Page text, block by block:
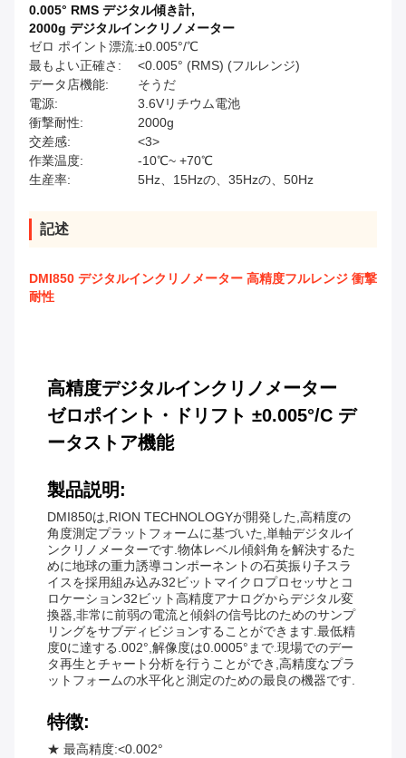
0.005° RMS デジタル傾き計,
2000g デジタルインクリノメーター
ゼロ ポイント漂流:±0.005°/℃
最もよい正確さ:
<0.005° (RMS) (フルレンジ)
データ店機能:
そうだ
電源:
3.6Vリチウム電池
衝撃耐性:
2000g
交差感:
<3>
作業温度:
-10℃~ +70℃
生産率:
5Hz、15Hzの、35Hzの、50Hz
記述
DMI850 デジタルインクリノメーター 高精度フルレンジ 衝撃
耐性
高精度デジタルインクリノメーター
ゼロポイント・ドリフト ±0.005°/C デ
ータストア機能
製品説明:
DMI850は,RION TECHNOLOGYが開発した,高精度の
角度測定プラットフォームに基づいた,単軸デジタルイ
ンクリノメーターです.物体レベル傾斜角を解決するた
めに地球の重力誘導コンポーネントの石英振り子スラ
イスを採用組み込み32ビットマイクロプロセッサとコ
ロケーション32ビット高精度アナログからデジタル変
換器,非常に前弱の電流と傾斜の信号比のためのサンプ
リングをサブディビジョンすることができます.最低精
度0に達する.002°,解像度は0.0005°まで.現場でのデー
タ再生とチャート分析を行うことができ,高精度なプラ
ットフォームの水平化と測定のための最良の機器です.
特徴:
★ 最高精度:<0.002°